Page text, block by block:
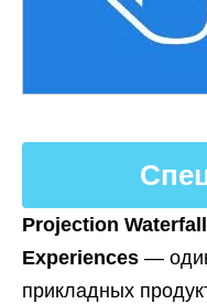
Projection
Experiences —
прикладных